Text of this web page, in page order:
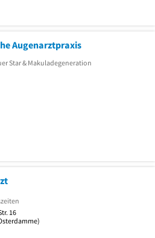
Augenarztpraxis
Star & Makuladegeneration
16